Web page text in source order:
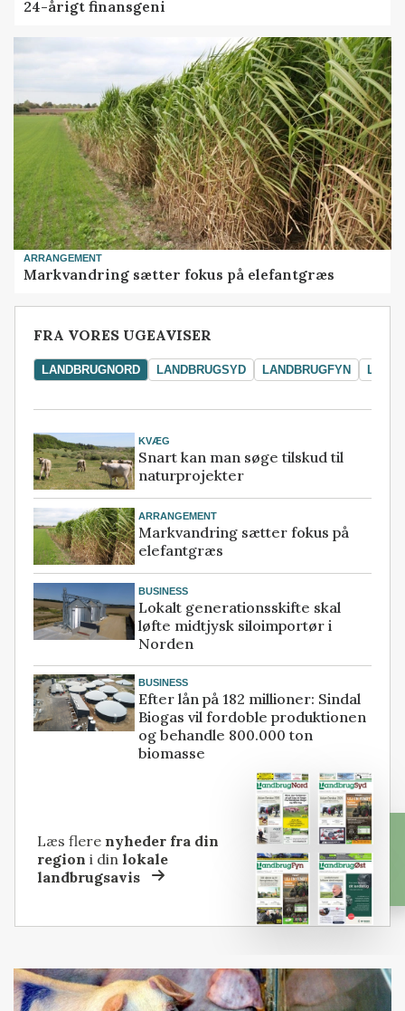
24-årigt finansgeni
ARRANGEMENT
Markvandring sætter fokus på elefantgræs
FRA VORES UGEAVISER
LANDBRUGNORD LANDBRUGSYD LANDBRUGFYN
KVÆG
Snart kan man søge tilskud til
naturprojekter
ARRANGEMENT
Markvandring sætter fokus på
elefantgræs
BUSINESS
Lokalt generationsskifte skal
løfte midtjysk siloimportør i
Norden
BUSINESS
Efter lån på 182 millioner: Sindal
Biogas vil fordoble produktionen
og behandle 800.000 ton
biomasse
Læs flere nyheder fra din
region i dinlokale
landbrugsavis